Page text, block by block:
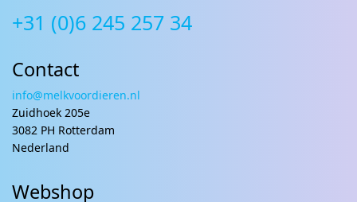
+31 (0)6 245 257 34
Contact
info@melkvoordieren.nl
Zuidhoek 205e
3082 PH Rotterdam
Nederland
Webshop